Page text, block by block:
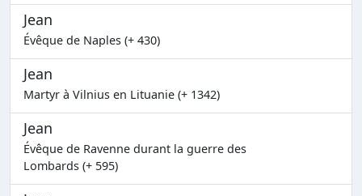
Jean
Évêque de Naples (+ 430)
Jean
Martyr à Vilnius en Lituanie (+ 1342)
Jean
Évêque de Ravenne durant la guerre des
Lombards (+ 595)